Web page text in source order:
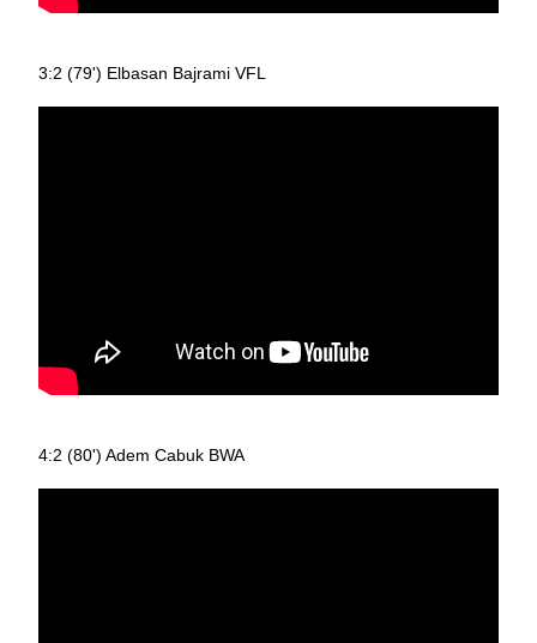
3:2 (79') Elbasan Bajrami VFL
4:2 (80') Adem Cabuk BWA